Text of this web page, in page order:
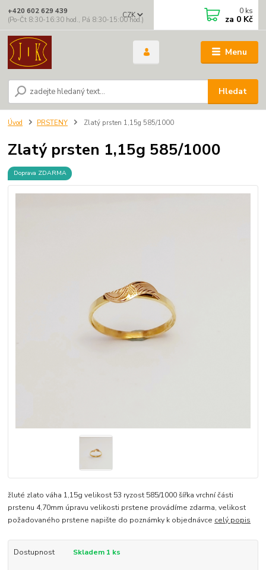
Menu
CZK
Hledat
+420 602 629 439
(Po-Čt 8:30-16:30 hod., Pá 8:30-15:00 hod.)
0 ks
za 0 Kč
Úvod PRSTENY Zlatý prsten 1,15g 585/1000
Zlatý prsten 1,15g 585/1000
Doprava ZDARMA
žluté zlato váha 1,15g velikost 53 ryzost 585/1000 šířka vrchní části
prstenu 4,70mm úpravu velikosti prstene provádíme zdarma, velikost
požadovaného prstene napište do poznámky k objednávce celý popis
Dostupnost Skladem 1 ks